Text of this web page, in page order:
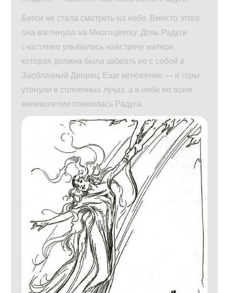
Бетси не стала смотреть на небо. Вместо этого
она взглянула на Многоцветку. Дочь Радуги
счастливо улыбалась навстречу матери,
которая должна была забрать ее с собой в
Заоблачный Дворец. Еще мгновение — и горы
утонули в солнечных лучах, а в небе во всем
великолепии появилась Радуга.